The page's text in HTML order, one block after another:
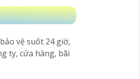
vệ suốt 24 giờ,
ty, cửa hàng, bãi